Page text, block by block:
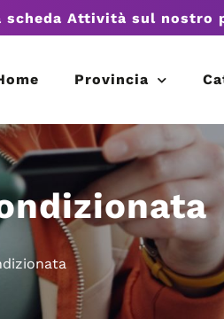
scheda Attività sul nostro
Provincia